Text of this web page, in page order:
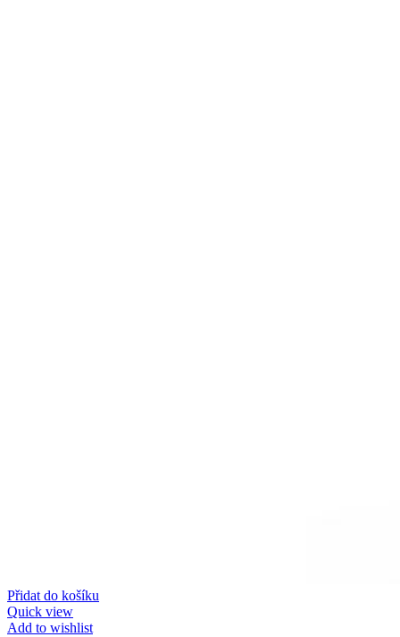
Přidat do košíku
Quick view
Add to wishlist